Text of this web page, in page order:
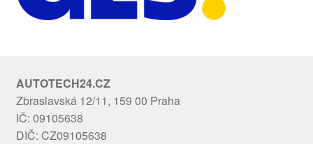
AUTOTECH24.CZ
Zbraslavská 12/11, 159 00 Praha
IČ: 09105638
DIČ: CZ09105638